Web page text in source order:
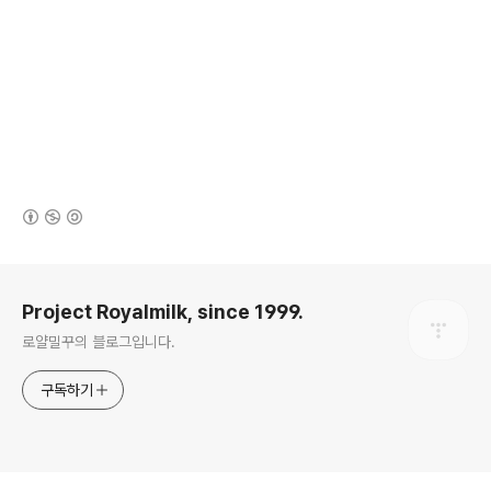
Project Royalmilk, since 1999.
로얄밀꾸의 블로그입니다.
구독하기